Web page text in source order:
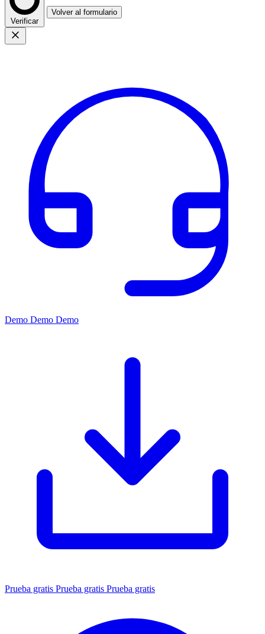
Verificar
Volver al formulario
Demo Demo Demo
Prueba gratis Prueba gratis Prueba gratis